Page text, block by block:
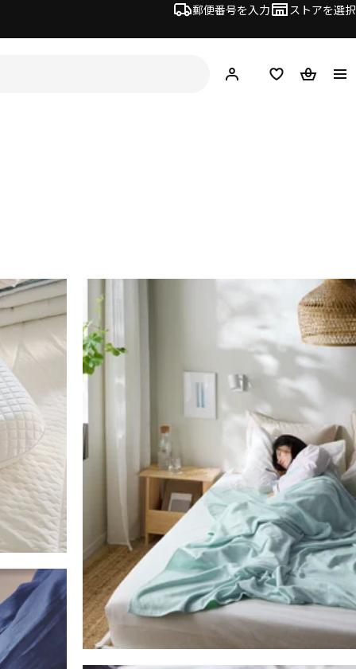
郵便番号を入力 ストアを選択
ログイン・新規入会
欲しいものリスト
カート